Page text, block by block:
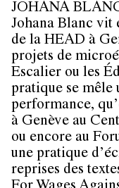
JOHANA
Johana Blanc vit
de la HEAD à
projets de
Escalier ou les
pratique se mêle
performance,
à Genève au
ou encore au
une pratique
reprises des